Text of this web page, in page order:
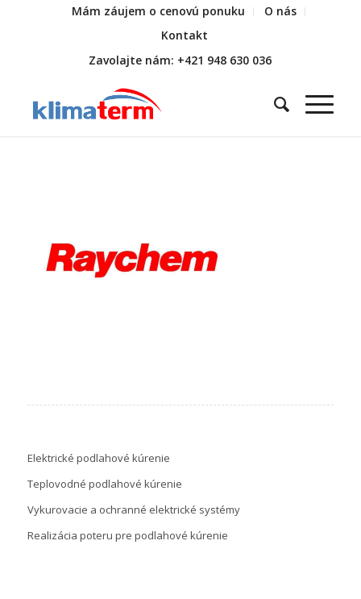
Mám záujem o cenovú ponuku
O nás
Kontakt
Zavolajte nám: +421 948 630 036
Elektrické podlahové kúrenie
Teplovodné podlahové kúrenie
Vykurovacie a ochranné elektrické systémy
Realizácia poteru pre podlahové kúrenie